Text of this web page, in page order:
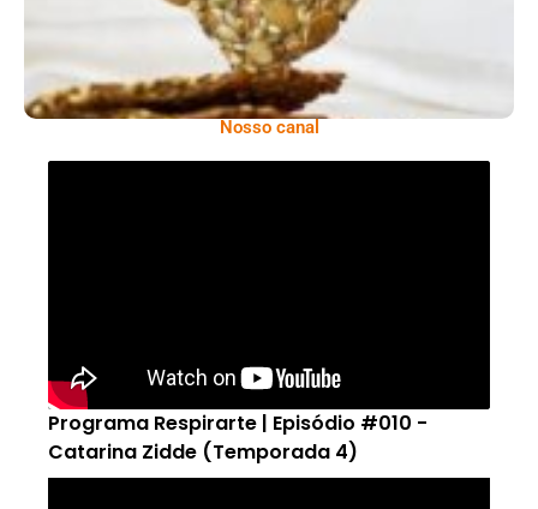
Nosso canal
Programa Respirarte | Episódio #010 -
Catarina Zidde (Temporada 4)